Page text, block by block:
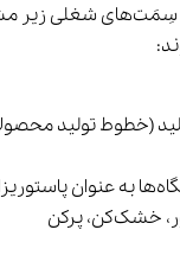
افراد می‌توانند در
(خطوط تولید
اپراتور دستگاه‌ها به عنوان
پرکن